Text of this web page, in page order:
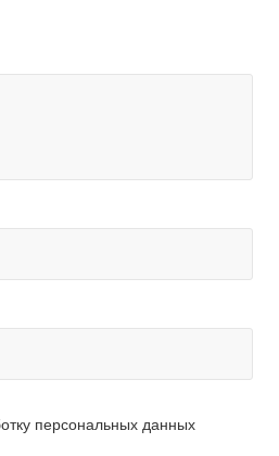
персональных данных